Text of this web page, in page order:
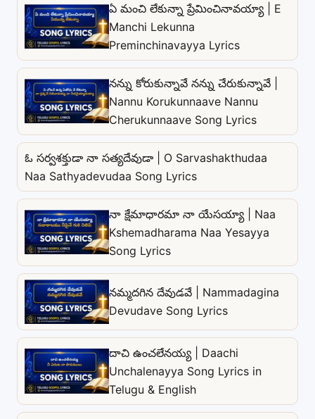
ఏ మంచి లేకున్నా ప్రేమించినావయ్యా | E
Manchi Lekunna
Preminchinavayya Lyrics
నన్ను కోరుకున్నావే నన్ను చేరుకున్నావే |
Nannu Korukunnaave Nannu
Cherukunnaave Song Lyrics
ఓ సర్వశక్తుడా నా సత్యదేవుడా | O Sarvashakthudaa
Naa Sathyadevudaa Song Lyrics
నా క్షేమాధారమా నా యేసయ్యా | Naa
Kshemadharama Naa Yesayya
Song Lyrics
నమ్మదగిన దేవుడవే | Nammadagina
Devudave Song Lyrics
దాచి ఉంచలేనయ్య | Daachi
Unchalenayya Song Lyrics in
Telugu & English